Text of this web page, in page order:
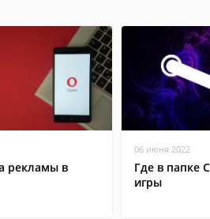
рекламы в
06 июня 2022
Где в папке
игры